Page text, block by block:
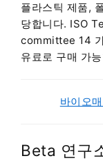
플라스틱 제품,
당합니다. ISO
committee 14
유료로 구매 가
바이오
Beta 연구